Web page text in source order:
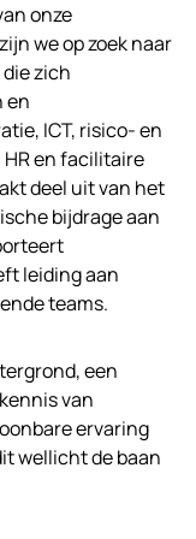
onze
we op zoek naar
die zich
en
ICT, risico- en
en facilitaire
deel uit van het
bijdrage aan
leiding aan
teams.
een
van
ervaring
wellicht de baan